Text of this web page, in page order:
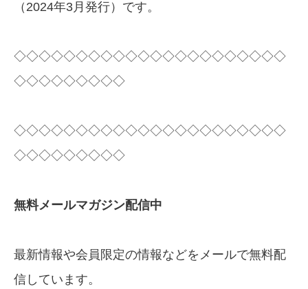
（2024年3月発行）です。
◇◇◇◇◇◇◇◇◇◇◇◇◇◇◇◇◇◇◇◇◇◇
◇◇◇◇◇◇◇◇◇
◇◇◇◇◇◇◇◇◇◇◇◇◇◇◇◇◇◇◇◇◇◇
◇◇◇◇◇◇◇◇◇
無料メールマガジン配信中
最新情報や会員限定の情報などをメールで無料配
信しています。